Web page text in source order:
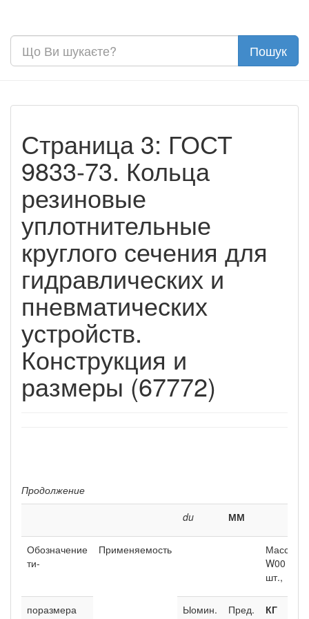
Страница 3: ГОСТ
9833-73. Кольца
резиновые
уплотнительные
круглого сечения для
гидравлических и
пневматических
устройств.
Конструкция и
размеры (67772)
Продолжение
du
ММ
Обозначение
ти-
Применяемость
Масса
W00
шт.,
поразмера
Ыомин.
Пред.
КГ